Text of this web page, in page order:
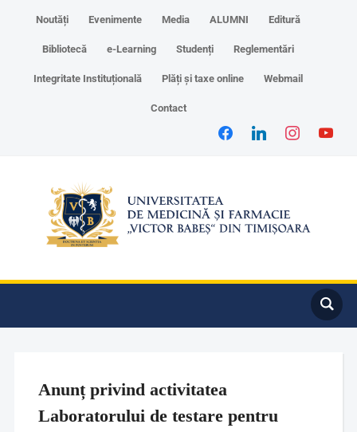
Noutăți Evenimente Media ALUMNI Editură
Bibliotecă e-Learning Studenți Reglementări
Integritate Instituțională Plăți și taxe online Webmail
Contact
Anunț privind activitatea
Laboratorului de testare pentru